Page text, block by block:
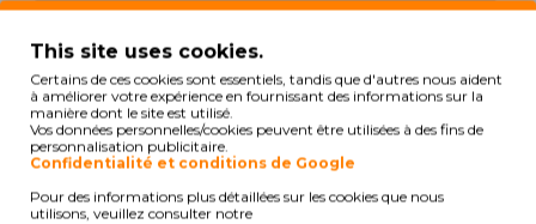
This site uses cookies.
Certains de ces cookies sont essentiels, tandis que d'autres nous aident
à améliorer votre expérience en fournissant des informations sur la
manière dont le site est utilisé.
Vos données personnelles/cookies peuvent être utilisées à des fins de
personnalisation publicitaire.
Confidentialité et conditions de Google
Pour des informations plus détaillées sur les cookies que nous
utilisons, veuillez consulter notre